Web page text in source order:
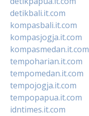
detikbali.it.com
kompasbali.it.com
kompasjogja.it.com
kompasmedan.it.com
tempoharian.it.com
tempomedan.it.com
tempojogja.it.com
tempopapua.it.com
idntimes.it.com